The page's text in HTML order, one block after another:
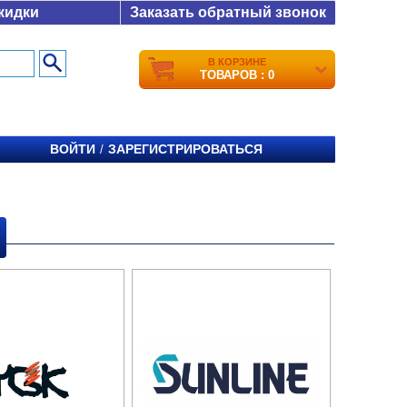
Заказать обратный звонок
В КОРЗИНЕ
ТОВАРОВ : 0
ВОЙТИ / ЗАРЕГИСТРИРОВАТЬСЯ